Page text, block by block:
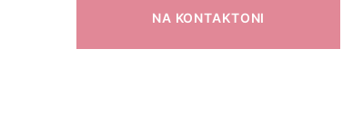
NA KONTAKTONI